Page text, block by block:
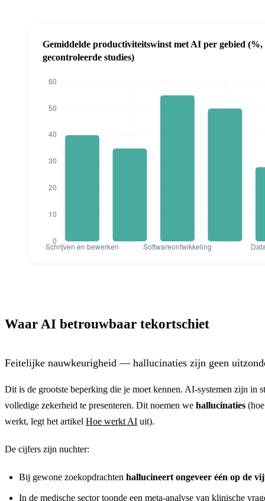
Gemiddelde productiviteitswinst met AI per gebied (%,
gecontroleerde studies)
Softwareontwikkeling 55
Vertaling 50
Waar AI betrouwbaar tekortschiet
Feitelijke nauwkeurigheid — hallucinaties zijn geen
Dit is de grootste beperking die je moet kennen. AI-systemen zijn in
volledige zekerheid te presenteren. Dit noemen we hallucinaties
werkt, legt het artikel Hoe werkt AI uit).
De cijfers zijn nuchter:
Bij gewone zoekopdrachten hallucineert ongeveer één op de
In de medische sector toonde een meta-analyse van klinische